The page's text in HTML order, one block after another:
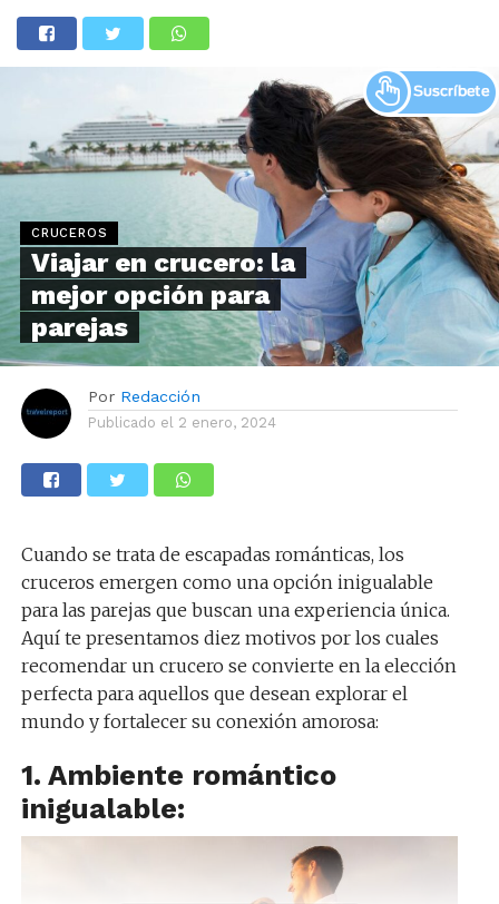
CRUCEROS
Viajar en crucero: la
mejor opción para
parejas
Por Redacción
Publicado el 2 enero, 2024
Cuando se trata de escapadas románticas, los
cruceros emergen como una opción inigualable
para las parejas que buscan una experiencia única.
Aquí te presentamos diez motivos por los cuales
recomendar un crucero se convierte en la elección
perfecta para aquellos que desean explorar el
mundo y fortalecer su conexión amorosa:
1. Ambiente romántico
inigualable: